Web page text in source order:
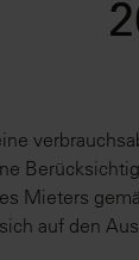
Mieters
auf den